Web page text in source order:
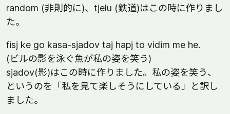
random (非則的に)、tjelu (鉄道)はこの時に作りまし
た。
fisj ke go kasa-sjadov taj hapj to vidim me he.
(ビルの影を泳ぐ魚が私の姿を笑う)
sjadov(影)はこの時に作りました。私の姿を笑う、
というのを「私を見て楽しそうにしている」と訳し
ました。